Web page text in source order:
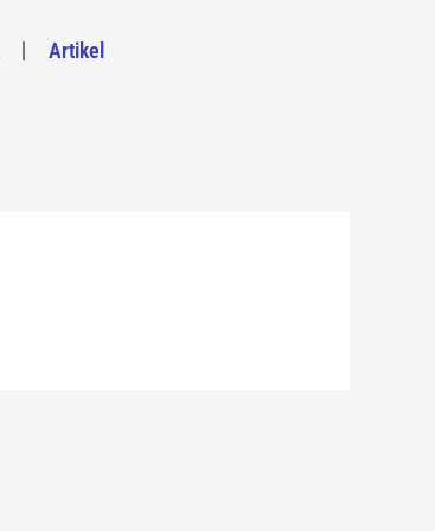
Artikel